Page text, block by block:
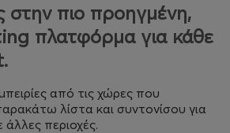
στην πιο προηγμένη,
πλατφόρμα για κάθε
από τις χώρες που
λίστα και συντονίσου για
άλλες περιοχές.